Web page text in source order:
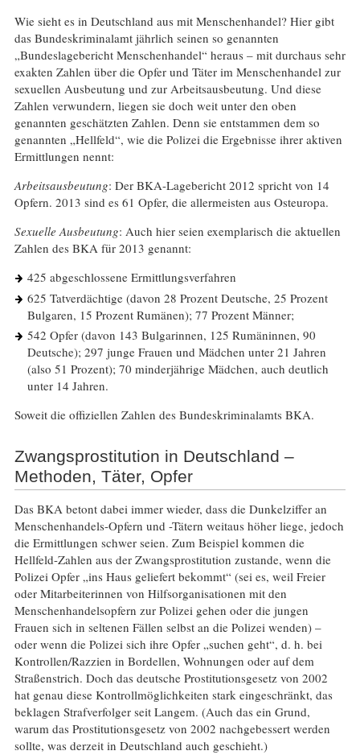
Wie sieht es in Deutschland aus mit Menschenhandel? Hier gibt
das Bundeskriminalamt jährlich seinen so genannten
„Bundeslagebericht Menschenhandel“ heraus – mit durchaus sehr
exakten Zahlen über die Opfer und Täter im Menschenhandel zur
sexuellen Ausbeutung und zur Arbeitsausbeutung. Und diese
Zahlen verwundern, liegen sie doch weit unter den oben
genannten geschätzten Zahlen. Denn sie entstammen dem so
genannten „Hellfeld“, wie die Polizei die Ergebnisse ihrer aktiven
Ermittlungen nennt:
Arbeitsausbeutung: Der BKA-Lagebericht 2012 spricht von 14
Opfern. 2013 sind es 61 Opfer, die allermeisten aus Osteuropa.
Sexuelle Ausbeutung: Auch hier seien exemplarisch die aktuellen
Zahlen des BKA für 2013 genannt:
425 abgeschlossene Ermittlungsverfahren
625 Tatverdächtige (davon 28 Prozent Deutsche, 25 Prozent
Bulgaren, 15 Prozent Rumänen); 77 Prozent Männer;
542 Opfer (davon 143 Bulgarinnen, 125 Rumäninnen, 90
Deutsche); 297 junge Frauen und Mädchen unter 21 Jahren
(also 51 Prozent); 70 minderjährige Mädchen, auch deutlich
unter 14 Jahren.
Soweit die offiziellen Zahlen des Bundeskriminalamts BKA.
Zwangsprostitution in Deutschland –
Methoden, Täter, Opfer
Das BKA betont dabei immer wieder, dass die Dunkelziffer an
Menschenhandels-Opfern und -Tätern weitaus höher liege, jedoch
die Ermittlungen schwer seien. Zum Beispiel kommen die
Hellfeld-Zahlen aus der Zwangsprostitution zustande, wenn die
Polizei Opfer „ins Haus geliefert bekommt“ (sei es, weil Freier
oder Mitarbeiterinnen von Hilfsorganisationen mit den
Menschenhandelsopfern zur Polizei gehen oder die jungen
Frauen sich in seltenen Fällen selbst an die Polizei wenden) –
oder wenn die Polizei sich ihre Opfer „suchen geht“, d. h. bei
Kontrollen/Razzien in Bordellen, Wohnungen oder auf dem
Straßenstrich. Doch das deutsche Prostitutionsgesetz von 2002
hat genau diese Kontrollmöglichkeiten stark eingeschränkt, das
beklagen Strafverfolger seit Langem. (Auch das ein Grund,
warum das Prostitutionsgesetz von 2002 nachgebessert werden
sollte, was derzeit in Deutschland auch geschieht.)